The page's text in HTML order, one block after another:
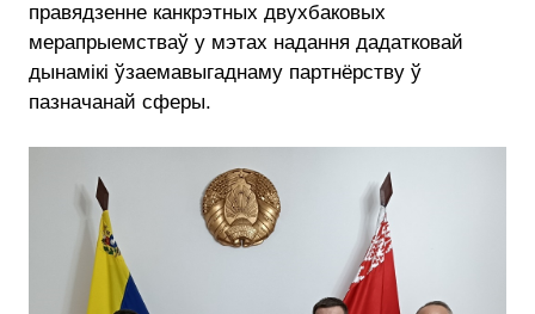
правядзенне канкрэтных двухбаковых
мерапрыемстваў у мэтах надання дадатковай
дынамікі ўзаемавыгаднаму партнёрству ў
пазначанай сферы.